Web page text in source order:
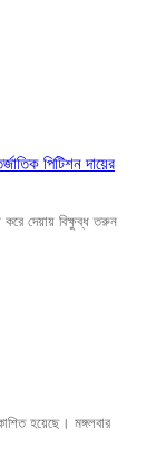
পিটিশন দায়ের
দেয়ায় বিক্ষুব্ধ তরুন
হয়েছে। মঙ্গলবার